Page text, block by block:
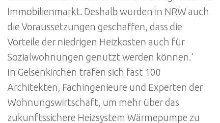
Immobilienmarkt. Deshalb wurden in NRW auch
die Voraussetzungen geschaffen, dass die
Vorteile der niedrigen Heizkosten auch für
Sozialwohnungen genutzt werden können.‘
In Gelsenkirchen trafen sich fast 100
Architekten, Fachingenieure und Experten der
Wohnungswirtschaft, um mehr über das
zukunftssichere Heizsystem Wärmepumpe zu